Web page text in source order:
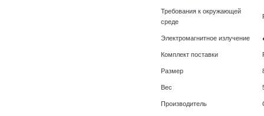
Требования к окружающей
среде
Электромагнитное излучение
Комплект поставки
Размер
Вес
Производитель